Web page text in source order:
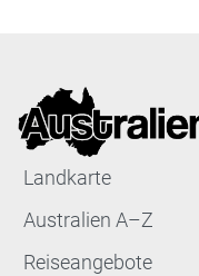
Landkarte
Australien A–Z
Reiseangebote